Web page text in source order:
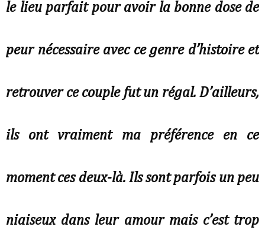
le lieu parfait pour avoir la bonne dose de
peur nécessaire avec ce genre d’histoire et
retrouver ce couple fut un régal. D’ailleurs,
ils ont vraiment ma préférence en ce
moment ces deux-là. Ils sont parfois un peu
niaiseux dans leur amour mais c’est trop